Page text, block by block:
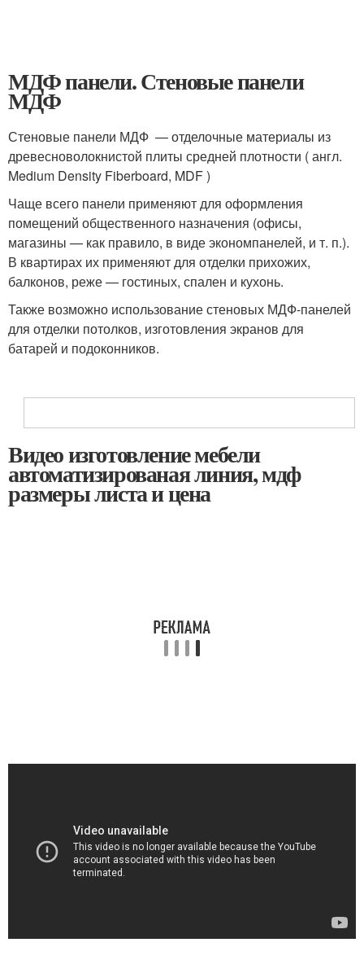
МДФ панели. Стеновые панели
МДФ
Стеновые панели МДФ — отделочные материалы из
древесноволокнистой плиты средней плотности ( англ.
Medium Density Fiberboard, MDF )
Чаще всего панели применяют для оформления
помещений общественного назначения (офисы,
магазины — как правило, в виде экономпанелей, и т. п.).
В квартирах их применяют для отделки прихожих,
балконов, реже — гостиных, спален и кухонь.
Также возможно использование стеновых МДФ-панелей
для отделки потолков, изготовления экранов для
батарей и подоконников.
Видео изготовление мебели
автоматизированая линия, мдф
размеры листа и цена